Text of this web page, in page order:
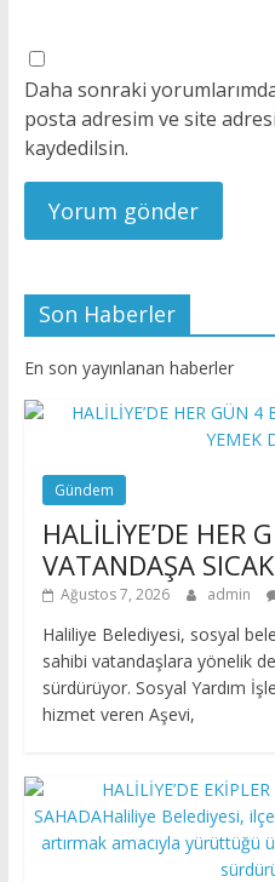
Daha sonraki
posta adresim ve site
kaydedilsin.
Son Haberler
En son yayınlanan haberler
Gündem
HALİLİYE’DE HER
VATANDAŞA
Ağustos 7, 2026 admin
Haliliye Belediyesi, sosyal
sahibi vatandaşlara yönelik
sürdürüyor. Sosyal Yardım
hizmet veren Aşevi,